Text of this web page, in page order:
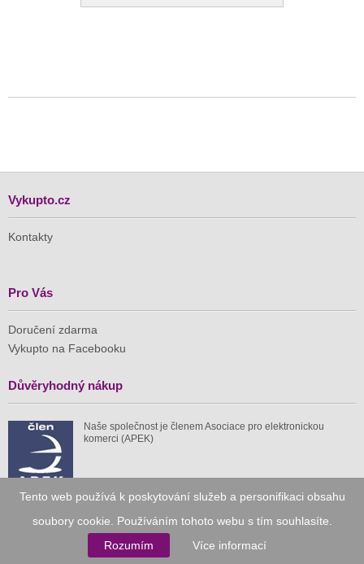
Tento web používá k poskytování služeb a personifikaci obsahu
soubory cookie. Používáním tohoto webu s tím souhlasíte.
Rozumím
Více informací
Vykupto.cz
Kontakty
Pro Vás
Doručení zdarma
Vykupto na Facebooku
Důvěryhodný nákup
Naše společnost je členem Asociace pro elektronickou
komerci (APEK)
Již od roku 2010